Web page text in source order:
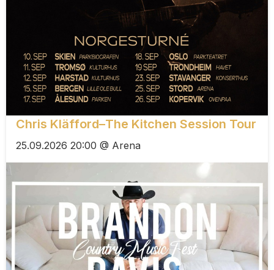
Chris Kläfford–The Kitchen Session Tour
25.09.2026 20:00 @ Arena